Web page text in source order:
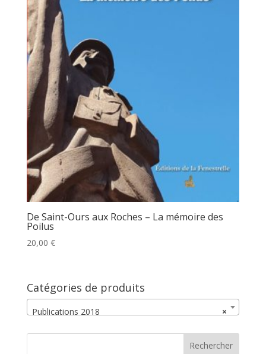
De Saint-Ours aux Roches – La mémoire des
Poilus
20,00 €
Catégories de produits
×
Publications 2018